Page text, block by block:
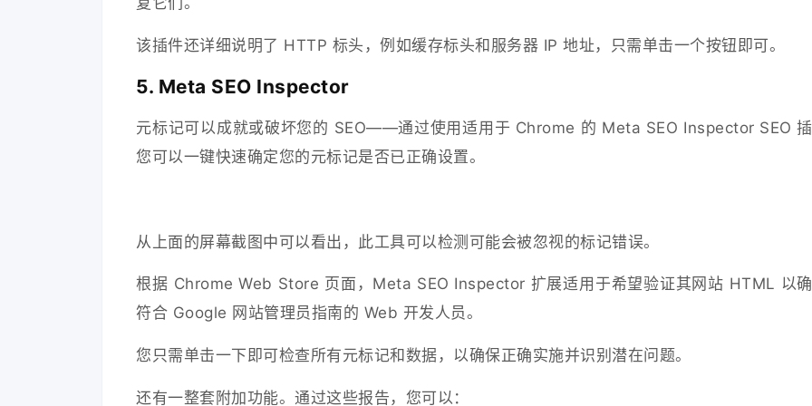
该插件还详细说明了 HTTP 标头，例如缓存标头和服务器 IP 地址，只需单击一个按钮即可。
5. Meta SEO Inspector
元标记可以成就或破坏您的 SEO——通过使用适用于 Chrome 的 Meta SEO Inspector SEO 插
您可以一键快速确定您的元标记是否已正确设置。
从上面的屏幕截图中可以看出，此工具可以检测可能会被忽视的标记错误。
根据 Chrome Web Store 页面，Meta SEO Inspector 扩展适用于希望验证其网站 HTML 以
符合 Google 网站管理员指南的 Web 开发人员。
您只需单击一下即可检查所有元标记和数据，以确保正确实施并识别潜在问题。
还有一整套附加功能。通过这些报告，您可以：